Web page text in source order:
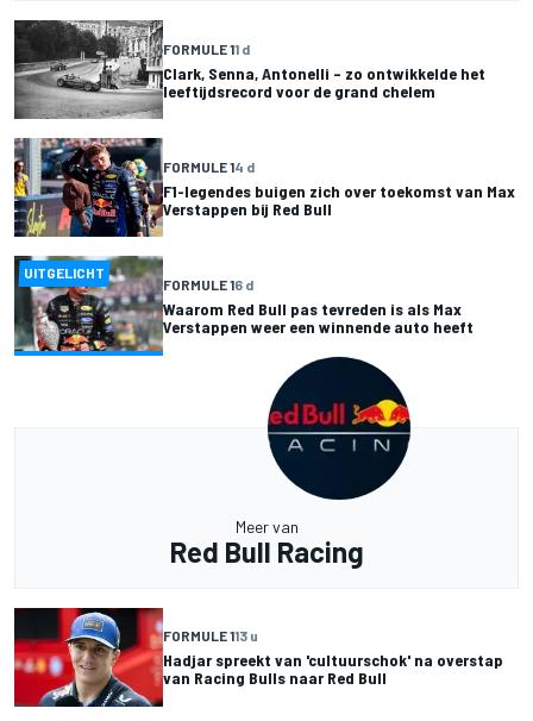
FORMULE 11 d
Clark, Senna, Antonelli – zo ontwikkelde het
leeftijdsrecord voor de grand chelem
FORMULE 14 d
F1-legendes buigen zich over toekomst van Max
Verstappen bij Red Bull
UITGELICHT
FORMULE 16 d
Waarom Red Bull pas tevreden is als Max
Verstappen weer een winnende auto heeft
Meer van
Red Bull Racing
FORMULE 113 u
Hadjar spreekt van 'cultuurschok' na overstap
van Racing Bulls naar Red Bull